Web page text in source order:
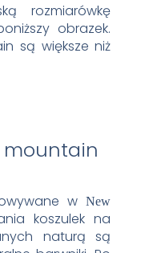
rozmiarówkę
obrazek.
są większe niż
wNew
koszulek na
naturą są